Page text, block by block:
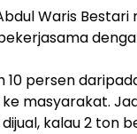
Waris
10 persen
masyarakat.
kalau 2 ton